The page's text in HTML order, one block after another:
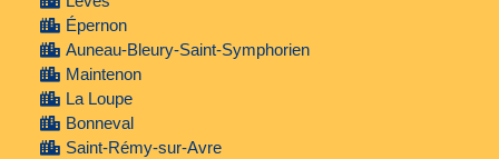
Épernon
Auneau-Bleury-Saint-Symphorien
Maintenon
La Loupe
Bonneval
Saint-Rémy-sur-Avre